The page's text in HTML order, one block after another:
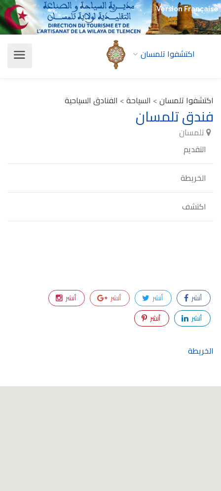
Version Française
اكتشفوا تلمسان
اكتشفوا تلمسان> السياحة> الفنادق السياحية
فندق تلمسان
تلمسان
التقديم
الخريطة
اكتشف
أنشر أنشر أنشر
أنشر
أنشر
أنشر
الخريطة